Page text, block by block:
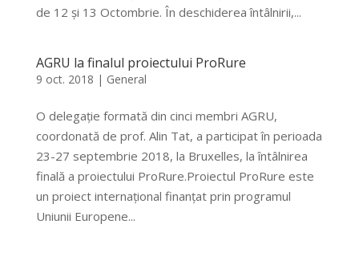
de 12 și 13 Octombrie. În deschiderea întâlnirii,...
AGRU la finalul proiectului ProRure
9 oct. 2018 | General
O delegație formată din cinci membri AGRU,
coordonată de prof. Alin Tat, a participat în perioada
23-27 septembrie 2018, la Bruxelles, la întâlnirea
finală a proiectului ProRure.Proiectul ProRure este
un proiect internațional finanțat prin programul
Uniunii Europene...